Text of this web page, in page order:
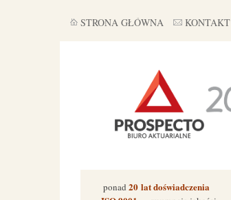
STRONA GŁÓWNA KONTAKT
ponad 20 lat doświadczenia